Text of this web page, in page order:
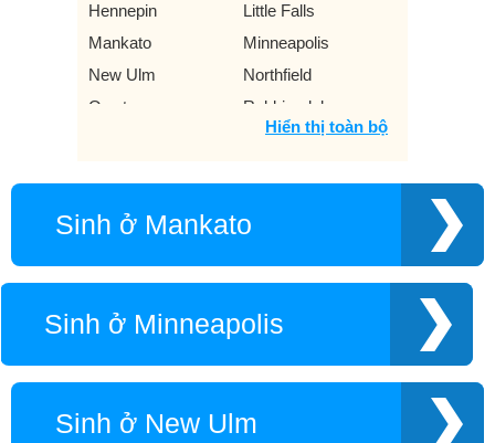
Hennepin
Little Falls
Mankato
Minneapolis
New Ulm
Northfield
Owatonna
Robbinsdale
Saint Paul
Hiển thị toàn bộ
Sinh ở Mankato
Sinh ở Minneapolis
Sinh ở New Ulm